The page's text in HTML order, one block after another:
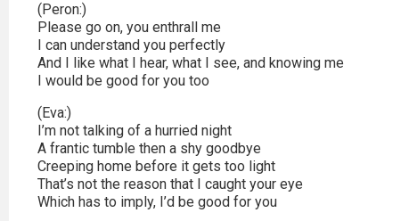
(Peron:)
Please go on, you enthrall me
I can understand you perfectly
And I like what I hear, what I see, and knowing me
I would be good for you too
(Eva:)
I’m not talking of a hurried night
A frantic tumble then a shy goodbye
Creeping home before it gets too light
That’s not the reason that I caught your eye
Which has to imply, I’d be good for you